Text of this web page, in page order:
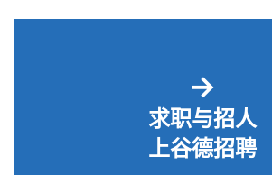
→
求职与招人
上谷德招聘